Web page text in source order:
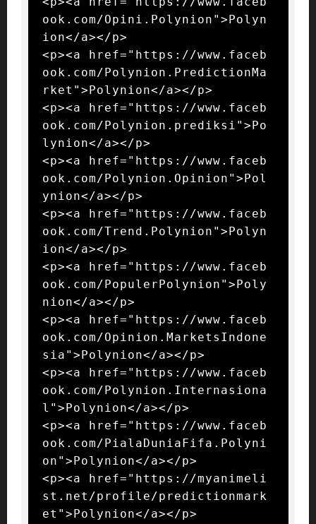
ook.com/Opini.Polynion">Polyn
ion</a></p>
<p><a href="https://www.faceb
ook.com/Polynion.PredictionMa
rket">Polynion</a></p>
<p><a href="https://www.faceb
ook.com/Polynion.prediksi">Po
lynion</a></p>
<p><a href="https://www.faceb
ook.com/Polynion.Opinion">Pol
ynion</a></p>
<p><a href="https://www.faceb
ook.com/Trend.Polynion">Polyn
ion</a></p>
<p><a href="https://www.faceb
ook.com/PopulerPolynion">Poly
nion</a></p>
<p><a href="https://www.faceb
ook.com/Opinion.MarketsIndone
sia">Polynion</a></p>
<p><a href="https://www.faceb
ook.com/Polynion.Internasiona
l">Polynion</a></p>
<p><a href="https://www.faceb
ook.com/PialaDuniaFifa.Polyni
on">Polynion</a></p>
<p><a href="https://myanimeli
st.net/profile/predictionmark
et">Polynion</a></p>